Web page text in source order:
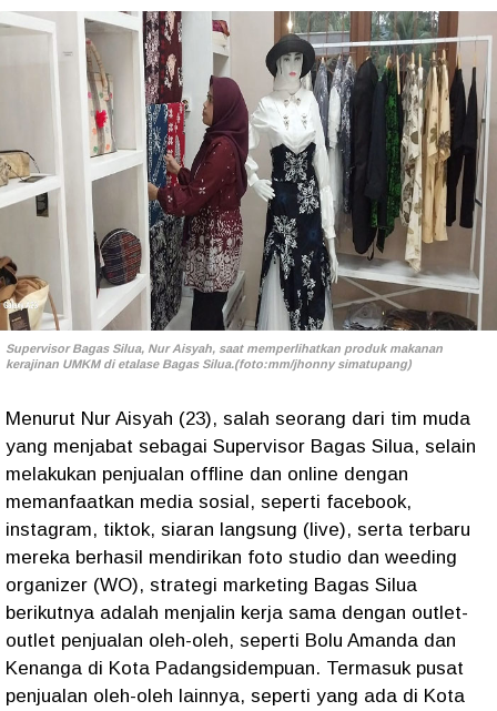
Supervisor Bagas Silua, Nur Aisyah, saat memperlihatkan produk makanan
kerajinan UMKM di etalase Bagas Silua.(foto:mm/jhonny simatupang)
Menurut Nur Aisyah (23), salah seorang dari tim muda
yang menjabat sebagai Supervisor Bagas Silua, selain
melakukan penjualan offline dan online dengan
memanfaatkan media sosial, seperti facebook,
instagram, tiktok, siaran langsung (live), serta terbaru
mereka berhasil mendirikan foto studio dan weeding
organizer (WO), strategi marketing Bagas Silua
berikutnya adalah menjalin kerja sama dengan outlet-
outlet penjualan oleh-oleh, seperti Bolu Amanda dan
Kenanga di Kota Padangsidempuan. Termasuk pusat
penjualan oleh-oleh lainnya, seperti yang ada di Kota